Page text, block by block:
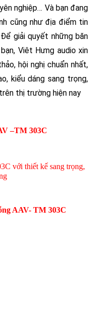
nghiệp… Và bạn đang
cũng như địa điểm tin
giải quyết những băn
Viêt Hưng audio xin
hội nghị chuẩn nhất,
kiểu dáng sang trọng,
thị trường hiện nay
–TM 303C
với thiết kế sang trọng,
AAV- TM 303C